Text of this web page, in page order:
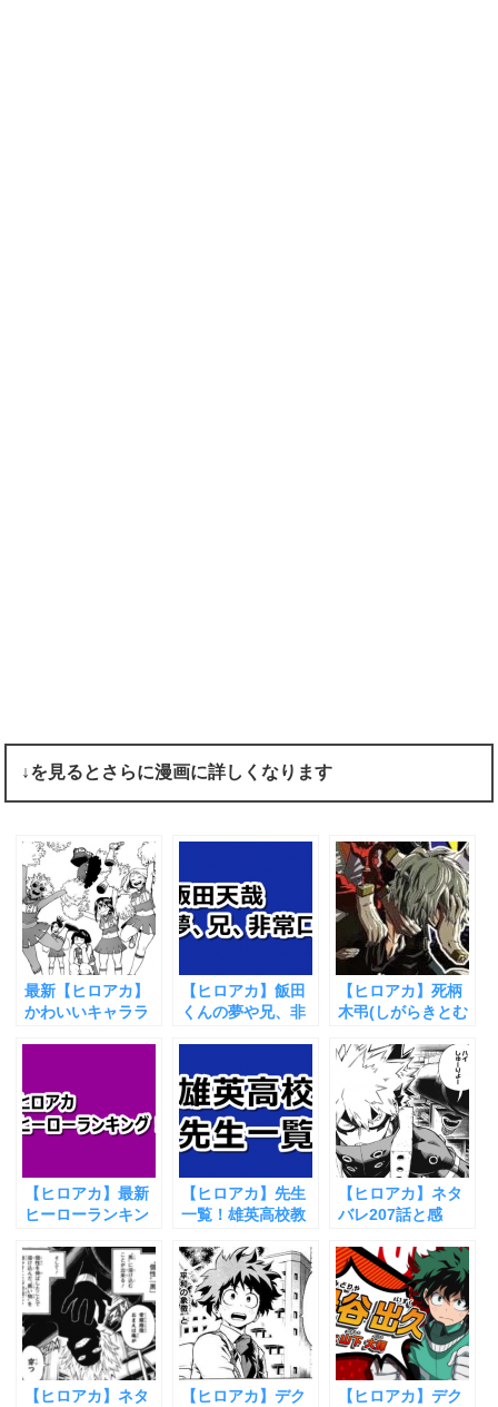
↓を見るとさらに漫画に詳しくなります
最新【ヒロアカ】
かわいいキャララ
【ヒロアカ】飯田
くんの夢や兄、非
【ヒロアカ】死柄
木弔(しがらきとむ
かったけど相当な
強さになった？
【ヒロアカ】最新
ヒーローランキン
【ヒロアカ】先生
一覧！雄英高校教
バーをまとめてみ
た
【ヒロアカ】ネタ
バレ207話と感
勝己
【ヒロアカ】ネタ
【ヒロアカ】デク
【ヒロアカ】デク